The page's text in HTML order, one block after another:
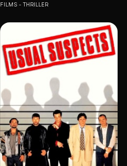
FILMS THRILLER